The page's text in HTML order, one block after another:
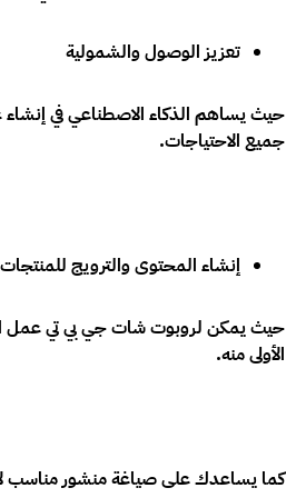
تعزيز الوصول والشمولية
حيث يساهم الذكاء الاصطناعي في
جميع الاحتياجات.
إنشاء المحتوى والترويج للمنتجات
حيث يمكن لروبوت شات جي بي تي عمل
الأولى منه.
كما يساعدك على صياغة منشور مناسب